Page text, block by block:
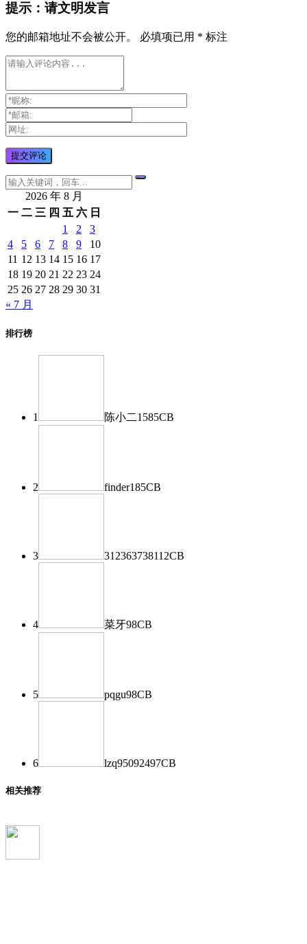
提示：请文明发言
您的邮箱地址不会被公开。 必填项已用 * 标注
2026 年 8 月
一 二 三 四 五 六 日
1
2
3
4
5 6 7 8 9
10
11 12 13 14 15 16 17
18 19 20 21 22 23 24
25 26 27 28 29 30 31
« 7 月
排行榜
1 陈小二1585CB
2 finder185CB
3 312363738112CB
4 菜牙98CB
5 pqgu98CB
6 lzq95092497CB
相关推荐